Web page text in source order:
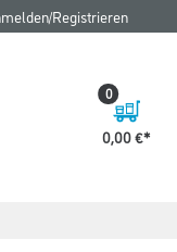
Registrieren
0,00 €
0